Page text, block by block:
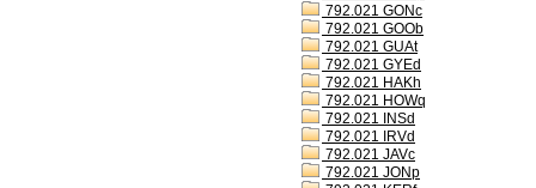
792.021 GONc
792.021 GOOb
792.021 GUAt
792.021 GYEd
792.021 HAKh
792.021 HOWq
792.021 INSd
792.021 IRVd
792.021 JAVc
792.021 JONp